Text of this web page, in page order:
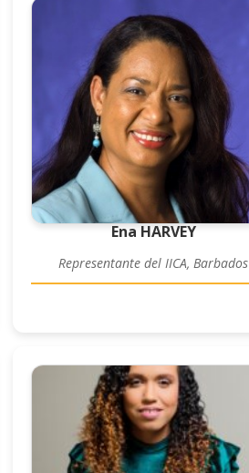
Ena HARVEY
Representante del IICA, Barbados